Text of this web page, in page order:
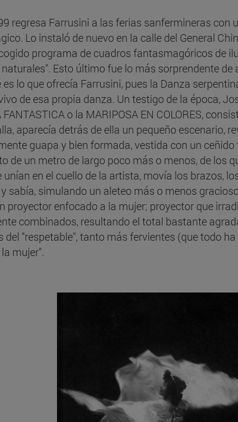
regresa Farrusini a las ferias sanfermineras con
Lo instaló de nuevo en la calle del General
programa de cuadros fantasmagóricos de
Esto último fue lo más sorprendente de
lo que ofrecía Farrusini, pues la Danza
de esa propia danza. Un testigo de la época,
FANTASTICA o la MARIPOSA EN COLORES,
aparecía detrás de ella un pequeño escenario,
guapa y bien formada, vestida con un
de un metro de largo poco más o menos, de los
unían en el cuello de la artista, movía los brazos,
sabía, simulando un aleteo más o menos
proyector enfocado a la mujer; proyector que
combinados, resultando el total bastante
del "respetable", tanto más fervientes (que todo
mujer".